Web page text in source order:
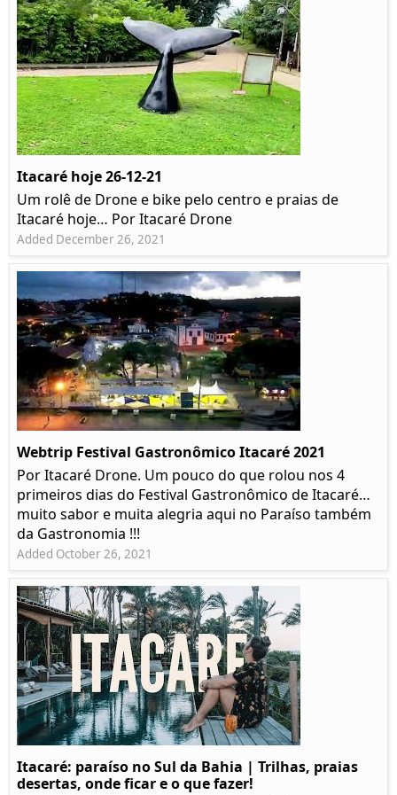
Itacaré hoje 26-12-21
Um rolê de Drone e bike pelo centro e praias de
Itacaré hoje… Por Itacaré Drone
Added December 26, 2021
Webtrip Festival Gastronômico Itacaré 2021
Por Itacaré Drone. Um pouco do que rolou nos 4
primeiros dias do Festival Gastronômico de Itacaré…
muito sabor e muita alegria aqui no Paraíso também
da Gastronomia !!!
Added October 26, 2021
Itacaré: paraíso no Sul da Bahia | Trilhas, praias
desertas, onde ficar e o que fazer!